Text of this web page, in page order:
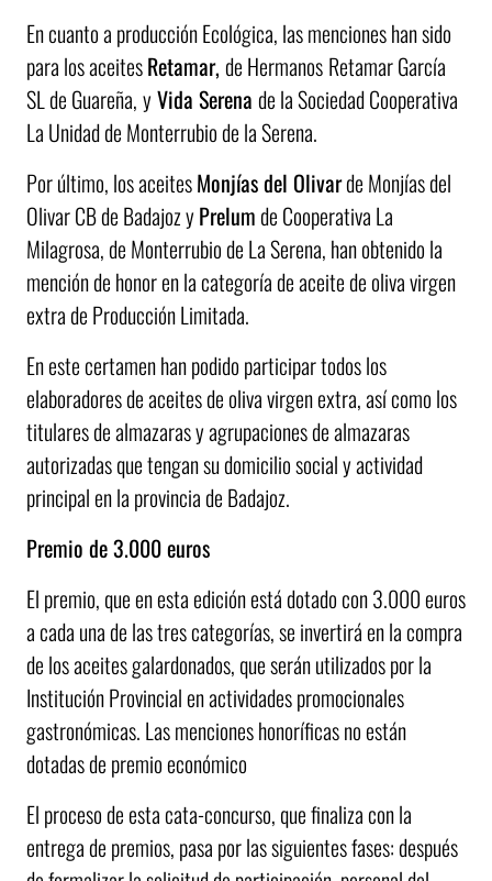
En cuanto a producción Ecológica, las menciones han sido
para los aceitesRetamar, de Hermanos Retamar García
SL de Guareña, yVida Serena de la Sociedad Cooperativa
La Unidad de Monterrubio de la Serena.
Por último, los aceitesMonjías del Olivarde Monjías del
Olivar CB de Badajoz yPrelumde Cooperativa La
Milagrosa, de Monterrubio de La Serena, han obtenido la
mención de honor en la categoría de aceite de oliva virgen
extra de Producción Limitada.
En este certamen han podido participar todos los
elaboradores de aceites de oliva virgen extra, así como los
titulares de almazaras y agrupaciones de almazaras
autorizadas que tengan su domicilio social y actividad
principal en la provincia de Badajoz.
Premio de 3.000 euros
El premio, que en esta edición está dotado con 3.000 euros
a cada una de las tres categorías, se invertirá en la compra
de los aceites galardonados, que serán utilizados por la
Institución Provincial en actividades promocionales
gastronómicas. Las menciones honoríficas no están
dotadas de premio económico
El proceso de esta cata-concurso, que finaliza con la
entrega de premios, pasa por las siguientes fases: después